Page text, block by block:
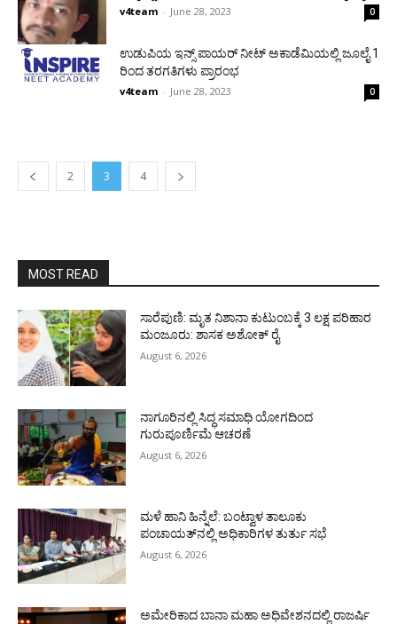
v4team - June 28, 2023 0
ಉಡುಪಿಯ ಇನ್ಸ್ ಪಾಯರ್ ನೀಟ್ ಅಕಾಡೆಮಿಯಲ್ಲಿ ಜೂಲೈ 1
ರಿಂದ ತರಗತಿಗಳು ಪ್ರಾರಂಭ
v4team - June 28, 2023 0
2 3 4
MOST READ
ಸಾರೆಪುಣಿ: ಮೃತ ನಿಶಾನಾ ಕುಟುಂಬಕ್ಕೆ 3 ಲಕ್ಷ ಪರಿಹಾರ
ಮಂಜೂರು: ಶಾಸಕ ಅಶೋಕ್ ರೈ
August 6, 2026
ನಾಗೂರಿನಲ್ಲಿ ಸಿದ್ಧ ಸಮಾಧಿ ಯೋಗದಿಂದ
ಗುರುಪೂರ್ಣಿಮೆ ಆಚರಣೆ
August 6, 2026
ಮಳೆ ಹಾನಿ ಹಿನ್ನೆಲೆ: ಬಂಟ್ವಾಳ ತಾಲೂಕು
ಪಂಚಾಯತ್‌ನಲ್ಲಿ ಅಧಿಕಾರಿಗಳ ತುರ್ತು ಸಭೆ
August 6, 2026
ಅಮೇರಿಕಾದ ಬಾನಾ ಮಹಾ ಅಧಿವೇಶನದಲ್ಲಿ ರಾಜರ್ಷಿ